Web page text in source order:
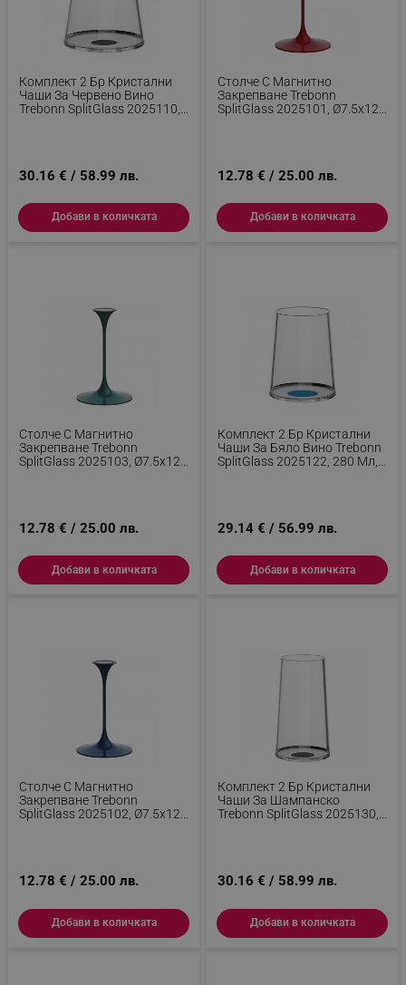
Комплект 2 Бр Кристални
Чаши За Червено Вино
Trebonn SplitGlass 2025110,
30.16 € / 58.99 лв.
Добави в количката
Столче С Магнитно
Закрепване Trebonn
SplitGlass 2025101, Ø7.5x12
12.78 € / 25.00 лв.
Добави в количката
Столче С Магнитно
Закрепване Trebonn
SplitGlass 2025103, Ø7.5x12
12.78 € / 25.00 лв.
Добави в количката
Комплект 2 Бр Кристални
Чаши За Бяло Вино Trebonn
SplitGlass 2025122, 280 Мл,
29.14 € / 56.99 лв.
Добави в количката
Столче С Магнитно
Закрепване Trebonn
SplitGlass 2025102, Ø7.5x12
12.78 € / 25.00 лв.
Добави в количката
Комплект 2 Бр Кристални
Чаши За Шампанско
Trebonn SplitGlass 2025130,
30.16 € / 58.99 лв.
Добави в количката